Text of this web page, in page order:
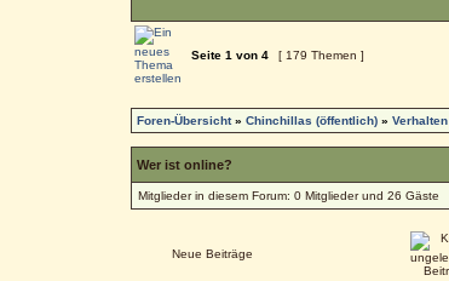
Seite 1 von 4 [ 179 Themen ]
Foren-Übersicht» Chinchillas (öffentlich)» Verhalten
Wer ist online?
Mitglieder in diesem Forum: 0 Mitglieder und 26 Gäste
Neue Beiträge